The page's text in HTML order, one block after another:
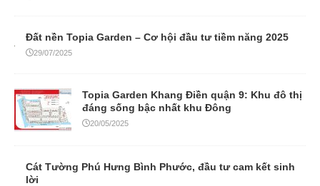
Đất nền Topia Garden – Cơ hội đầu tư tiềm năng 2025
29/07/2025
Topia Garden Khang Điền quận 9: Khu đô thị
đáng sống bậc nhất khu Đông
20/05/2025
Cát Tường Phú Hưng Bình Phước, đầu tư cam kết sinh
lời